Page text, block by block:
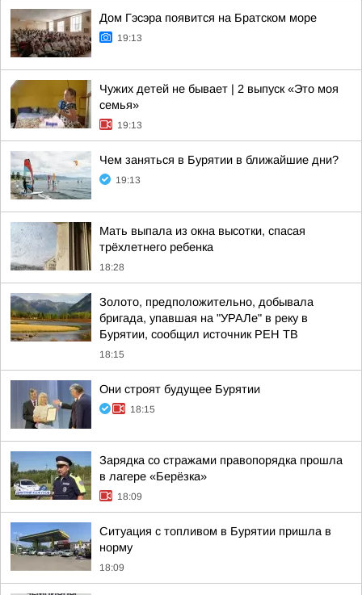
Дом Гэсэра появится на Братском море
19:13
Чужих детей не бывает | 2 выпуск «Это моя
семья»
19:13
Чем заняться в Бурятии в ближайшие дни?
19:13
Мать выпала из окна высотки, спасая
трёхлетнего ребенка
18:28
Золото, предположительно, добывала
бригада, упавшая на "УРАЛе" в реку в
Бурятии, сообщил источник РЕН ТВ
18:15
Они строят будущее Бурятии
18:15
Зарядка со стражами правопорядка прошла
в лагере «Берёзка»
18:09
Ситуация с топливом в Бурятии пришла в
норму
18:09